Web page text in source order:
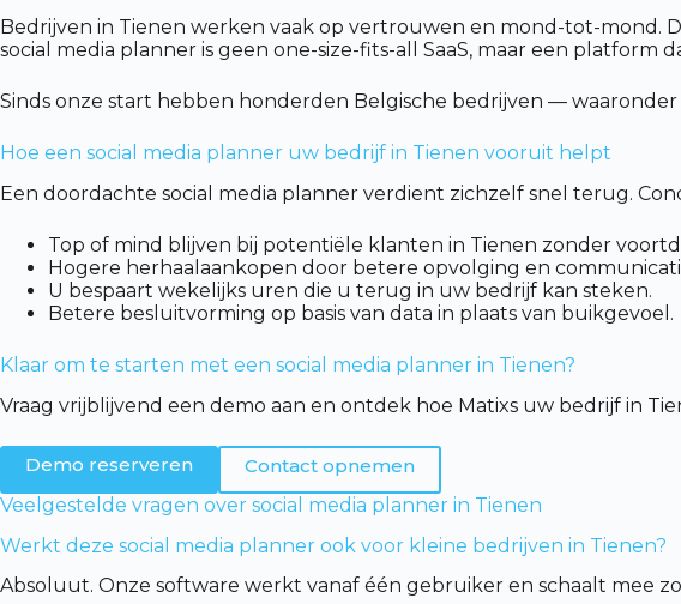
Bedrijven in Tienen werken vaak op vertrouwen en mond-tot-mond.
social media planner is geen one-size-fits-all SaaS, maar een platform
Sinds onze start hebben honderden Belgische bedrijven —
Hoe een social media planner uw bedrijf in Tienen vooruit helpt
Een doordachte social media planner verdient zichzelf snel terug.
Top of mind blijven bij potentiële klanten in Tienen zonder
Hogere herhaalaankopen door betere opvolging en
U bespaart wekelijks uren die u terug in uw bedrijf kan steken.
Betere besluitvorming op basis van data in plaats van buikgevoel.
Klaar om te starten met een social media planner in Tienen?
Vraag vrijblijvend een demo aan en ontdek hoe Matixs uw bedrijf in
Demo reserveren
Contact opnemen
Veelgestelde vragen over social media planner in Tienen
Werkt deze social media planner ook voor kleine bedrijven in Tienen?
Absoluut. Onze software werkt vanaf één gebruiker en schaalt mee